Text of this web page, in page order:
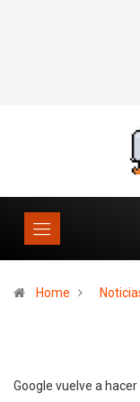
Home
Google vuelve a